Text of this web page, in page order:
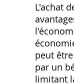
L'achat
peut
par un
limitant